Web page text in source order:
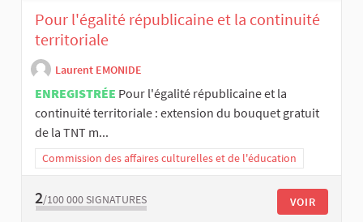
Pour l'égalité républicaine et la continuité
territoriale
Laurent EMONIDE
ENREGISTRÉE Pour l'égalité républicaine et la
continuité territoriale : extension du bouquet gratuit
de la TNT m...
Commission des affaires culturelles et de l'éducation
2/100 000 SIGNATURES VOIR